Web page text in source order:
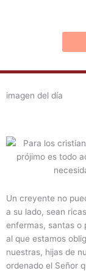
imagen del día
Un creyente no
a su lado, sean
enfermas, santas o
al que estamos
nuestras, hijas de
ordenado el Señor